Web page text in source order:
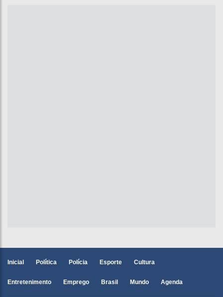
Inicial Política Polícia Esporte Cultura
Entretenimento Emprego Brasil Mundo Agenda